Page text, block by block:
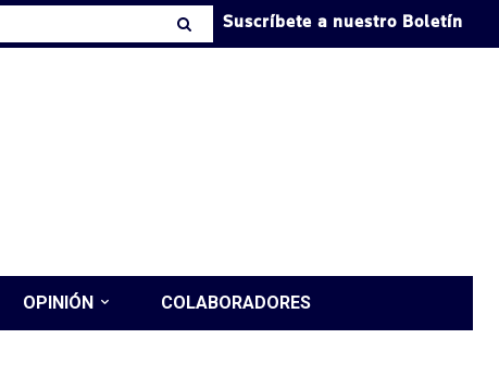
Suscríbete a nuestro Boletín
OPINIÓN COLABORADORES